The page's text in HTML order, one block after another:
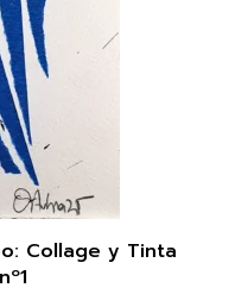
Collage y Tinta